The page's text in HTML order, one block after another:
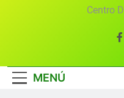
Centro
MENÚ